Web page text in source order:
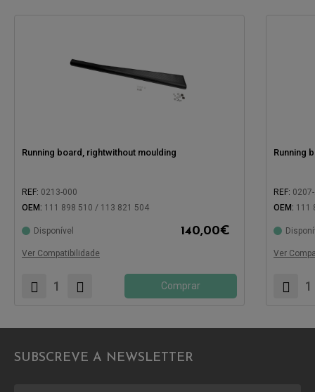
Running board, rightwithout moulding
REF: 0213-000
OEM: 111 898 510 / 113 821 504
Disponível 140,00€
Ver Compatibilidade
Comprar
Running
REF:
OEM: 111
Ver
SUBSCREVE A NEWSLETTER